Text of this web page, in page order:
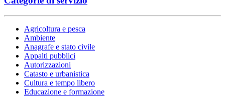
Agricoltura e pesca
Ambiente
Anagrafe e stato civile
Appalti pubblici
Autorizzazioni
Catasto e urbanistica
Cultura e tempo libero
Educazione e formazione